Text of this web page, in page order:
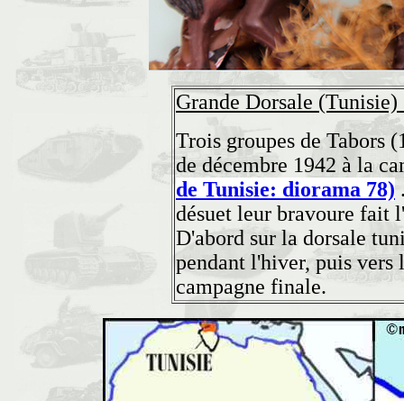
Grande Dorsale
Trois groupes de Tabors
de décembre 1942 à la
de Tunisie: diorama 78)
désuet leur bravoure fait
D'abord sur la dorsale
pendant l'hiver, puis vers
campagne finale.